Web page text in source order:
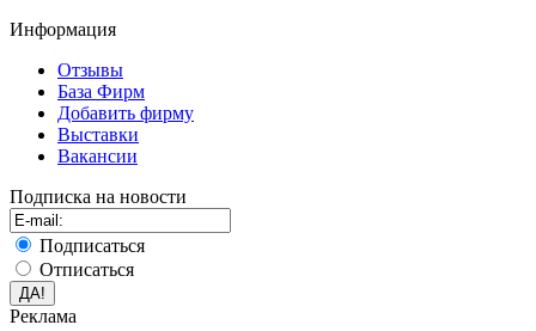
Информация
Отзывы
База Фирм
Добавить фирму
Выставки
Вакансии
Подписка на новости
Подписаться
Отписаться
Реклама